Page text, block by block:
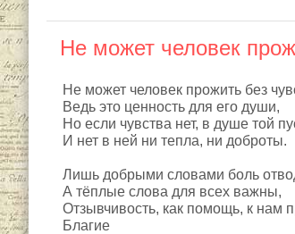
Не может человек
Не может человек прожить без
Ведь это ценность для его души,
Но если чувства нет, в душе той
И нет в ней ни тепла, ни доброты.
Лишь добрыми словами боль
А тёплые слова для всех важны,
Отзывчивость, как помощь, к нам
Благие